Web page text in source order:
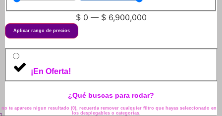
$ 0 — $ 6,900,000
Aplicar rango de precios
¡En Oferta!
¿Qué buscas para rodar?
no te aparece nigun resultado (0), recuerda remover cualquier filtro que hayas seleccionado en
los desplegables o categorías.